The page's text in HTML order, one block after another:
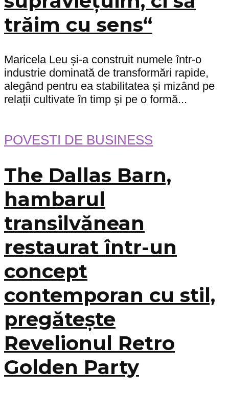
trăim cu sens“
Maricela Leu și-a construit numele într-o
industrie dominată de transformări rapide,
alegând pentru ea stabilitatea și mizând pe
relații cultivate în timp și pe o formă...
POVESTI DE BUSINESS
The Dallas Barn,
hambarul
transilvănean
restaurat într-un
concept
contemporan cu stil,
pregătește
Revelionul Retro
Golden Party